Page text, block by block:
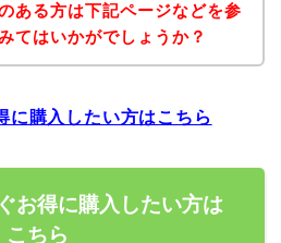
ある方は下記ページなどを参
てはいかがでしょうか？
に購入したい方はこちら
お得に購入したい方は
こちら